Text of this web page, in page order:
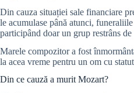
Din cauza situației sale financiare
le acumulase până atunci,
participând doar un grup restrâns de
Marele compozitor a fost
la acea vreme pentru un om cu
Din ce cauză a murit Mozart?